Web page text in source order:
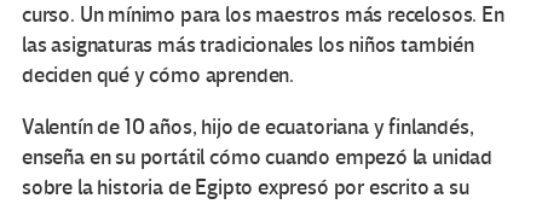
curso. Un mínimo para los maestros más recelosos. En
las asignaturas más tradicionales los niños también
deciden qué y cómo aprenden.
Valentín de 10 años, hijo de ecuatoriana y finlandés,
enseña en su portátil cómo cuando empezó la unidad
sobre la historia de Egipto expresó por escrito a su